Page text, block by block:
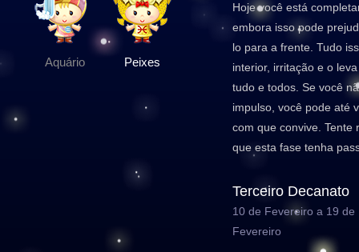
Aquário Peixes
Hoje você está
embora isso pode
lo para a frente. Tudo
interior, irritação e o
tudo e todos. Se você
impulso, você pode até
com que convive. Tente
que esta fase tenha
Terceiro Decanato
10 de Fevereiro a 19 de
Fevereiro